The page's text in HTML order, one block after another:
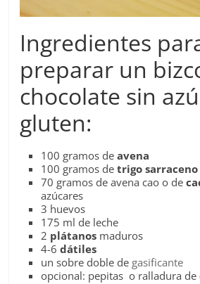
Ingredientes
preparar un
chocolate sin
gluten:
100 gramos deavena
100 gramos detrigo sarraceno
70 gramos de avena cao o de
azúcares
3 huevos
175 ml de leche
2 plátanos maduros
4-6dátiles
un sobre doble de gasificante
opcional: pepitas o ralladura de